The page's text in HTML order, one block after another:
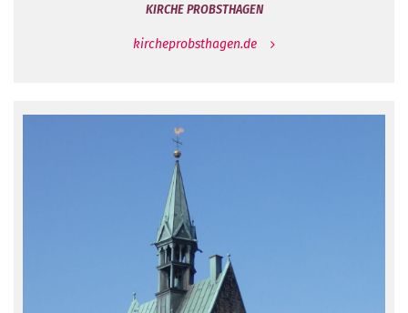
KIRCHE PROBSTHAGEN
kircheprobsthagen.de